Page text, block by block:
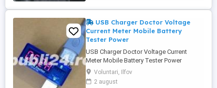
USB Charger Doctor Voltage
Current Meter Mobile Battery
Tester Power
USB Charger Doctor Voltage Current
Meter Mobile Battery Tester Power
Voluntari, Ilfov
2 august